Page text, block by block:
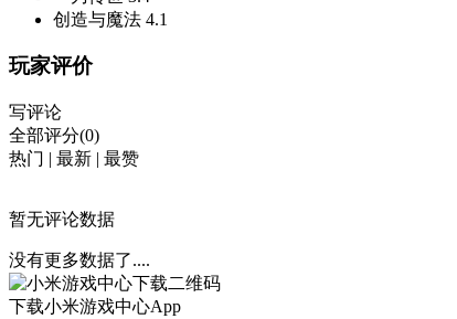
创造与魔法 4.1
玩家评价
写评论
全部评分(0)
热门 | 最新 | 最赞
暂无评论数据
没有更多数据了....
下载小米游戏中心App